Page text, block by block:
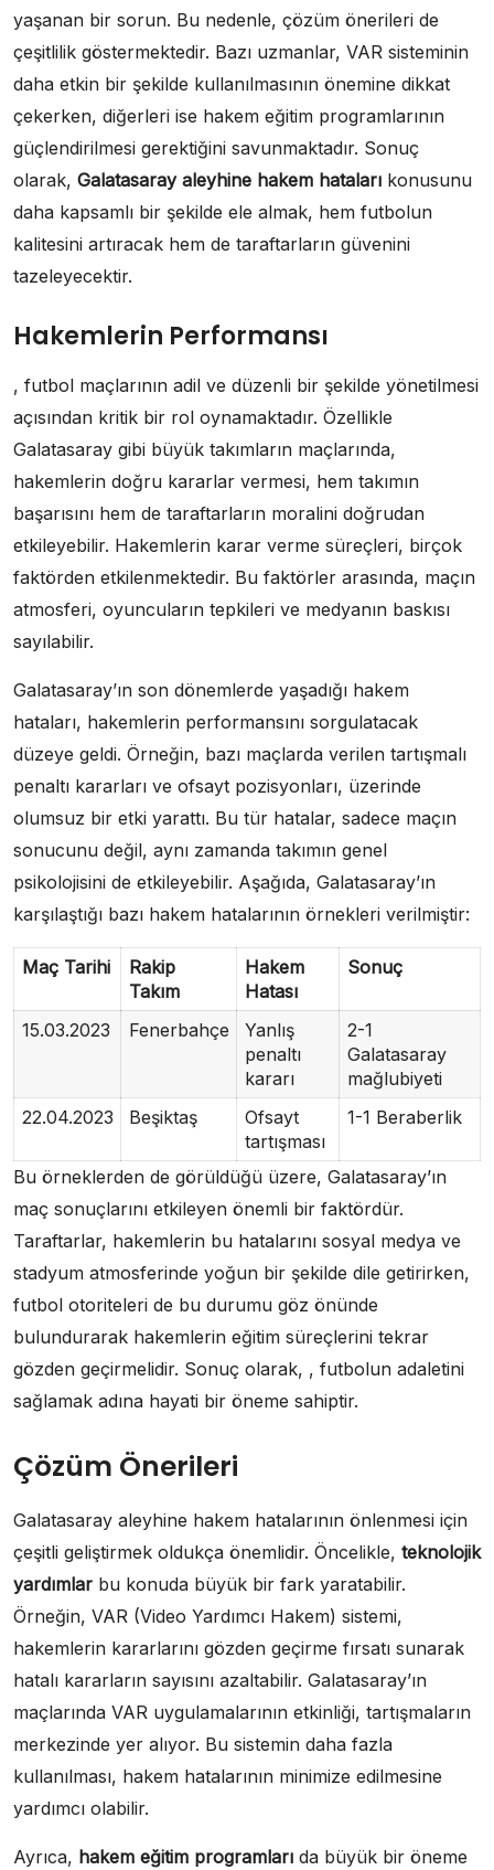
yaşanan bir sorun. Bu nedenle, çözüm önerileri de
çeşitlilik göstermektedir. Bazı uzmanlar, VAR sisteminin
daha etkin bir şekilde kullanılmasının önemine dikkat
çekerken, diğerleri ise hakem eğitim programlarının
güçlendirilmesi gerektiğini savunmaktadır. Sonuç
olarak, Galatasaray aleyhine hakem hataları konusunu
daha kapsamlı bir şekilde ele almak, hem futbolun
kalitesini artıracak hem de taraftarların güvenini
tazeleyecektir.
Hakemlerin Performansı
, futbol maçlarının adil ve düzenli bir şekilde yönetilmesi
açısından kritik bir rol oynamaktadır. Özellikle
Galatasaray gibi büyük takımların maçlarında,
hakemlerin doğru kararlar vermesi, hem takımın
başarısını hem de taraftarların moralini doğrudan
etkileyebilir. Hakemlerin karar verme süreçleri, birçok
faktörden etkilenmektedir. Bu faktörler arasında, maçın
atmosferi, oyuncuların tepkileri ve medyanın baskısı
sayılabilir.
Galatasaray’ın son dönemlerde yaşadığı hakem
hataları, hakemlerin performansını sorgulatacak
düzeye geldi. Örneğin, bazı maçlarda verilen tartışmalı
penaltı kararları ve ofsayt pozisyonları, üzerinde
olumsuz bir etki yarattı. Bu tür hatalar, sadece maçın
sonucunu değil, aynı zamanda takımın genel
psikolojisini de etkileyebilir. Aşağıda, Galatasaray’ın
karşılaştığı bazı hakem hatalarının örnekleri verilmiştir:
Maç Tarihi
Rakip
Takım
Hakem
Hatası
Sonuç
15.03.2023 Fenerbahçe
Yanlış
penaltı
kararı
2-1
Galatasaray
mağlubiyeti
22.04.2023
Beşiktaş
Ofsayt
tartışması
1-1 Beraberlik
Bu örneklerden de görüldüğü üzere, Galatasaray’ın
maç sonuçlarını etkileyen önemli bir faktördür.
Taraftarlar, hakemlerin bu hatalarını sosyal medya ve
stadyum atmosferinde yoğun bir şekilde dile getirirken,
futbol otoriteleri de bu durumu göz önünde
bulundurarak hakemlerin eğitim süreçlerini tekrar
gözden geçirmelidir. Sonuç olarak, , futbolun adaletini
sağlamak adına hayati bir öneme sahiptir.
Çözüm Önerileri
Galatasaray aleyhine hakem hatalarının önlenmesi için
çeşitli geliştirmek oldukça önemlidir. Öncelikle, teknolojik
yardımlar bu konuda büyük bir fark yaratabilir.
Örneğin, VAR (Video Yardımcı Hakem) sistemi,
hakemlerin kararlarını gözden geçirme fırsatı sunarak
hatalı kararların sayısını azaltabilir. Galatasaray’ın
maçlarında VAR uygulamalarının etkinliği, tartışmaların
merkezinde yer alıyor. Bu sistemin daha fazla
kullanılması, hakem hatalarının minimize edilmesine
yardımcı olabilir.
Ayrıca, hakem eğitim programları da büyük bir öneme